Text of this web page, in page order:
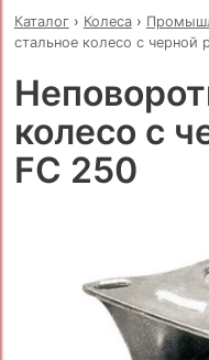
Каталог› Колеса›
стальное колесо с черной
колесо с
FC 250